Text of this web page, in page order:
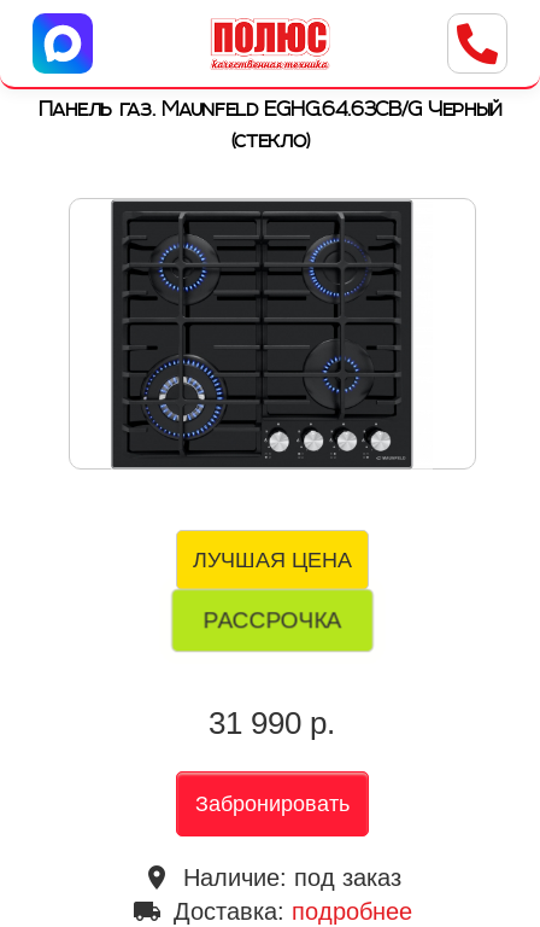
Центр бытовой техники
г. Ульяновск, ул. Пушкарева, 8a
Панель газ. Maunfeld EGHG.64.63CB/G Черный
(стекло)
ЛУЧШАЯ ЦЕНА
РАССРОЧКА
31 990 р.
Забронировать
place Наличие: под заказ
local_shipping Доставка: подробнее